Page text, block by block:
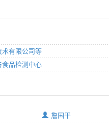
术有限公司等
食品检测中心
詹国平